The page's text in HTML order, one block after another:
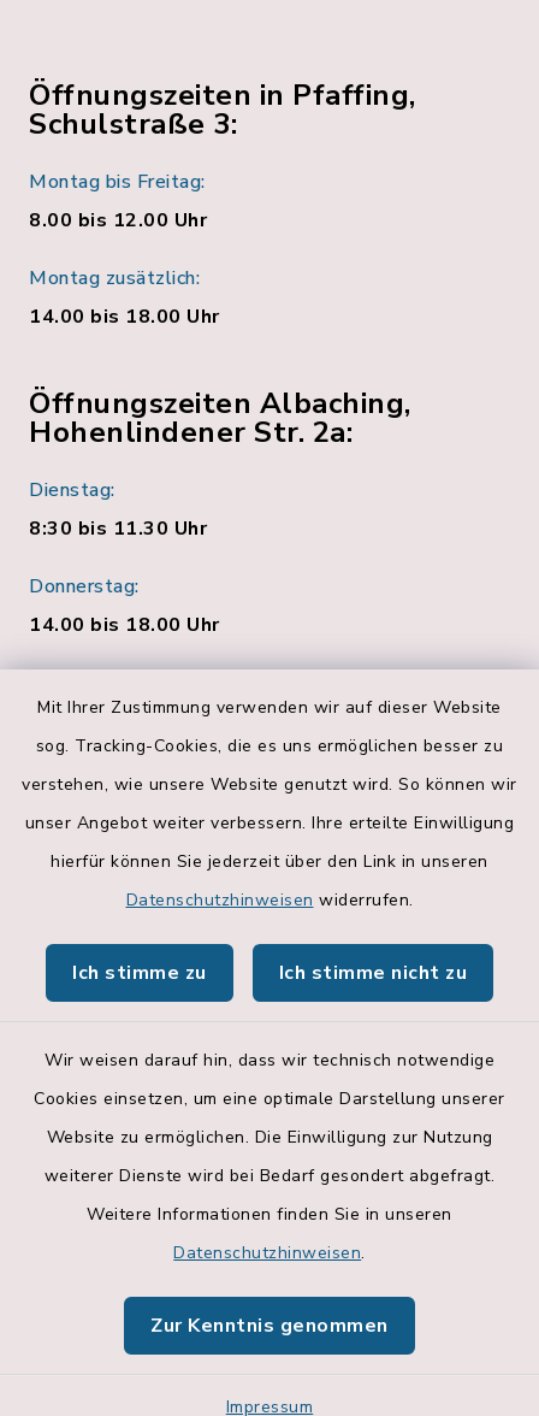
Mit Ihrer Zustimmung verwenden wir auf dieser Website
sog. Tracking-Cookies, die es uns ermöglichen besser zu
verstehen, wie unsere Website genutzt wird. So können wir
unser Angebot weiter verbessern. Ihre erteilte Einwilligung
hierfür können Sie jederzeit über den Link in unseren
Datenschutzhinweisen widerrufen.
Ich stimme zu Ich stimme nicht zu
Wir weisen darauf hin, dass wir technisch notwendige
Cookies einsetzen, um eine optimale Darstellung unserer
Website zu ermöglichen. Die Einwilligung zur Nutzung
weiterer Dienste wird bei Bedarf gesondert abgefragt.
Weitere Informationen finden Sie in unseren
Datenschutzhinweisen.
Zur Kenntnis genommen
Impressum
Öffnungszeiten in Pfaffing,
Schulstraße 3:
Montag bis Freitag:
8.00 bis 12.00 Uhr
Montag zusätzlich:
14.00 bis 18.00 Uhr
Öffnungszeiten Albaching,
Hohenlindener Str. 2a:
Dienstag:
8:30 bis 11.30 Uhr
Donnerstag:
14.00 bis 18.00 Uhr
Quicklinks
Landratsamt Rosenheim
Geoportal
Apps
Barrierefreiheit
Impressum
Sitemap